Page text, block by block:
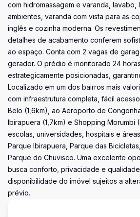
com hidromassagem e varanda, lavabo,
ambientes, varanda com vista para as
inglês e cozinha moderna. Os
detalhes de acabamento conferem
ao espaço. Conta com 2 vagas de
gerador. O prédio é monitorado 24
estrategicamente posicionadas,
Localizado em um dos bairros mais
com infraestrutura completa, fácil
Belo (1,6km), ao Aeroporto de
Ibirapuera (1,7km) e Shopping Morumbi
escolas, universidades, hospitais e
Parque Ibirapuera, Parque das
Parque do Chuvisco. Uma excelente
busca conforto, privacidade e
disponibilidade do imóvel sujeitos a
prévio.